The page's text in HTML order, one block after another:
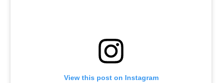
View this post on Instagram